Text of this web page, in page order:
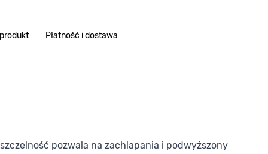
Płatność i dostawa
pozwala na zachlapania i podwyższony